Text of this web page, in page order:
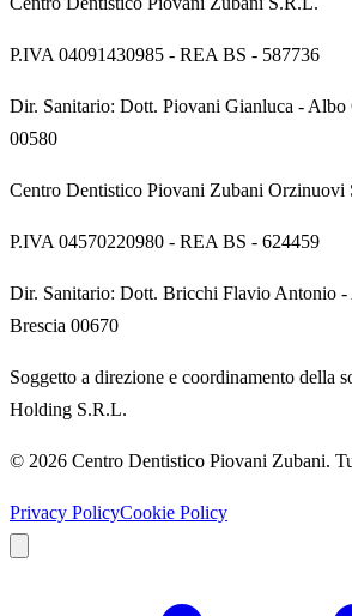
P.IVA04091430985 - REABS - 587736
Dir. Sanitario: Dott. Piovani Gianluca -Albo
00580
Centro Dentistico Piovani Zubani Orzinuovi
P.IVA04570220980 - REABS - 624459
Dir. Sanitario: Dott. Bricchi Flavio Antonio -
Brescia 00670
Soggetto a direzione e coordinamento della
Holding S.R.L.
© 2026 Centro Dentistico Piovani Zubani.
Privacy PolicyCookie Policy